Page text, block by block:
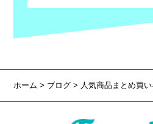
ホーム> ブログ > 人気商品まとめ買